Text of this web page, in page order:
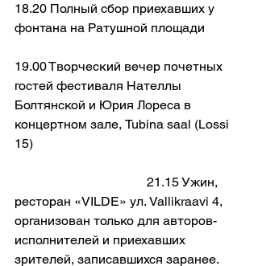
18.20 Полный сбор приехавших у
фонтана на Ратушной площади
19.00 Творческий вечер почетных
гостей фестиваля Нателлы
Болтянской и Юрия Лореса в
концертном зале, Tubina saal (Lossi
15)
ресторан «VILDE» ул. Vallikraavi 4,
организован только для авторов-
исполнителей и приехавших
зрителей, записавшихся заранее.